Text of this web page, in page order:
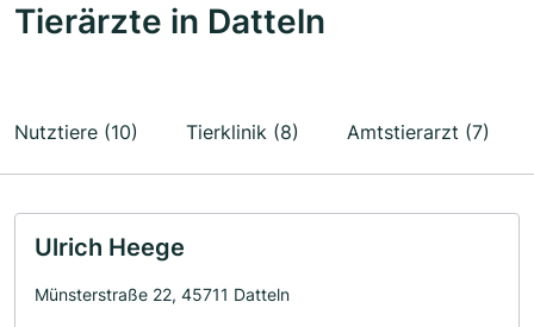
Tierärzte in Datteln
Nutztiere (10) Tierklinik (8) Amtstierarzt (7)
Ulrich Heege
Münsterstraße 22, 45711 Datteln